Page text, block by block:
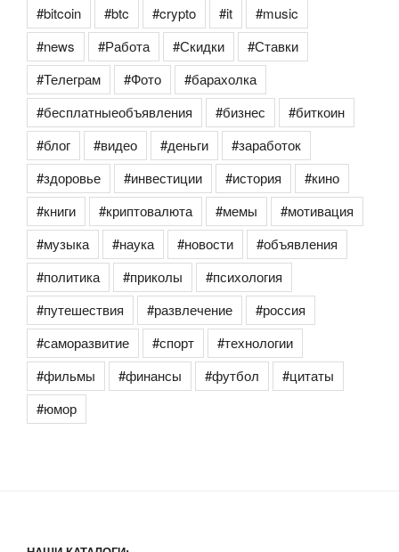
#bitcoin #btc #crypto #it
#music
#news
#Работа #Скидки
#Ставки
#Телеграм
#Фото
#барахолка
#бесплатныеобъявления
#бизнес
#биткоин
#блог
#видео #деньги
#заработок
#здоровье
#инвестиции #история
#кино
#книги
#криптовалюта #мемы
#мотивация
#музыка
#наука #новости
#объявления
#политика
#приколы
#психология
#путешествия
#развлечение
#россия
#саморазвитие
#спорт
#технологии
#фильмы
#финансы #футбол
#цитаты
#юмор